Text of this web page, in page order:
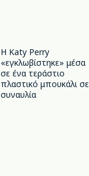
H Katy Perry
«εγκλωβίστηκε» μέσα
σε ένα τεράστιο
πλαστικό μπουκάλι σε
συναυλία